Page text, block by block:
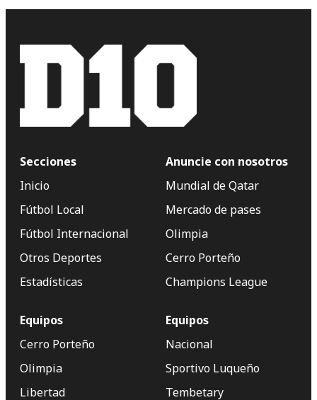
Secciones
Inicio
Fútbol Local
Fútbol Internacional
Otros Deportes
Estadísticas
Anuncie con nosotros
Mundial de Qatar
Mercado de pases
Olimpia
Cerro Porteño
Champions League
Equipos
Cerro Porteño
Olimpia
Libertad
Equipos
Nacional
Sportivo Luqueño
Tembetary